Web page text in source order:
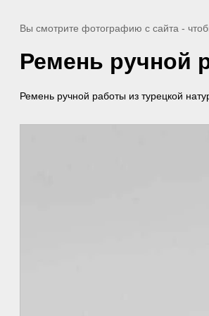
Вы смотрите фотографию с сайта -
Ремень ручной
Ремень ручной работы из турецкой